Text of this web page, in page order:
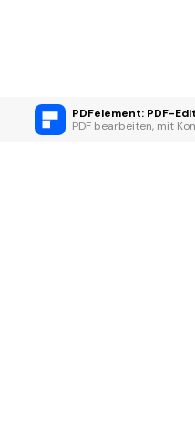
PDFelement: PDF-
PDF bearbeiten, mit